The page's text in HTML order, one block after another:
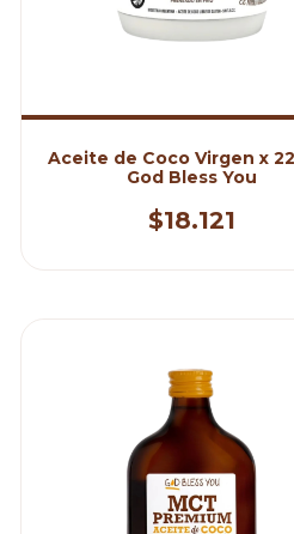
Aceite de Coco Virgen x
God Bless You
$18.121